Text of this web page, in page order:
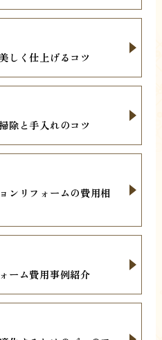
しく仕上げるコツ
除と手入れのコツ
ンリフォームの費用相
ーム費用事例紹介